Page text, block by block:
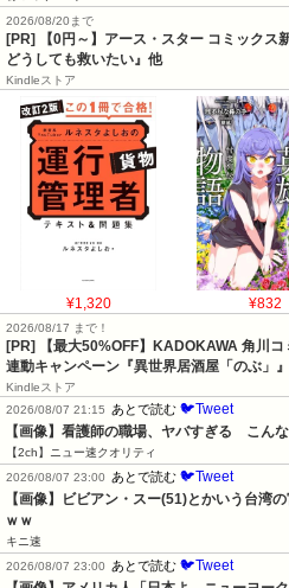
2026/08/20まで
[PR] 【0円～】アース・スター コミックス
どうしても救いたい』他
Kindleストア
¥1,320 ¥832
2026/08/17 まで！
[PR] 【最大50%OFF】KADOKAWA 角川
連動キャンペーン『異世界居酒屋「のぶ」
Kindleストア
2026/08/07 21:15
あとで読む 🐦Tweet
【画像】看護師の職場、ヤバすぎる　こん
【2ch】ニュー速クオリティ
2026/08/07 23:00
あとで読む 🐦Tweet
【画像】ビビアン・スー(51)とかいう台湾
ｗｗ
キニ速
2026/08/07 23:00
あとで読む 🐦Tweet